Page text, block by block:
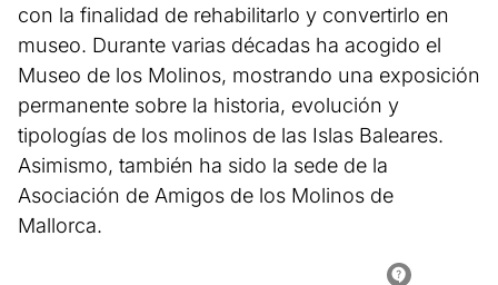
con la finalidad de rehabilitarlo y convertirlo en
museo. Durante varias décadas ha acogido el
Museo de los Molinos, mostrando una exposición
permanente sobre la historia, evolución y
tipologías de los molinos de las Islas Baleares.
Asimismo, también ha sido la sede de la
Asociación de Amigos de los Molinos de
Mallorca.